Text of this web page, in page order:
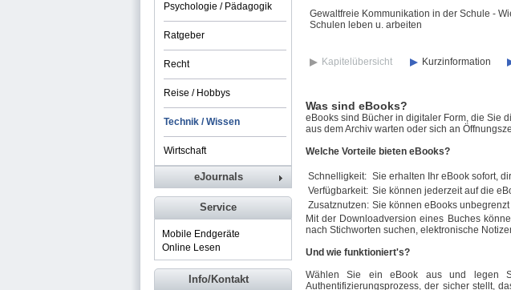
Gewaltfreie Kommunikation in der Schule -
Schulen leben u. arbeiten
Kapitelübersicht Kurzinformation
Was sind eBooks?
eBooks sind Bücher in digitaler Form, die Sie
aus dem Archiv warten oder sich an
Welche Vorteile bieten eBooks?
Schnelligkeit: Sie erhalten Ihr eBook sofort,
Verfügbarkeit: Sie können jederzeit auf die
Zusatznutzen: Sie können eBooks
Mit der Downloadversion eines Buches
nach Stichworten suchen, elektronische
Und wie funktioniert's?
Wählen Sie ein eBook aus und legen
Authentifizierungsprozess, der sicher stellt,
Psychologie / Pädagogik
Ratgeber
Recht
Reise / Hobbys
Technik / Wissen
Wirtschaft
eJournals
Service
Mobile Endgeräte
Online Lesen
Info/Kontakt